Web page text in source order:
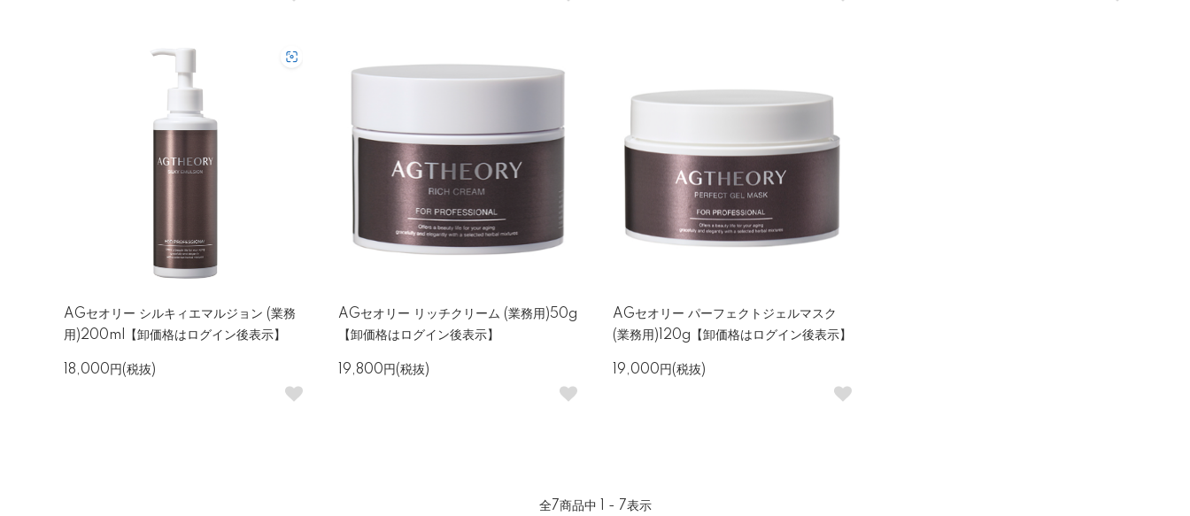
AGセオリー シルキィエマルジョン (業務
用)200ml【卸価格はログイン後表示】
18,000円(税抜)
AGセオリー リッチクリーム (業務用)50g
【卸価格はログイン後表示】
19,800円(税抜)
AGセオリー パーフェクトジェルマスク
(業務用)120g【卸価格はログイン後表示】
19,000円(税抜)
全7商品中 1 - 7表示